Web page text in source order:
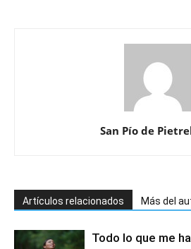
San Pío de
Artículos relacionados Más del
Todo lo que me